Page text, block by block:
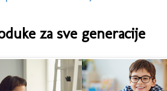
za sve generacije